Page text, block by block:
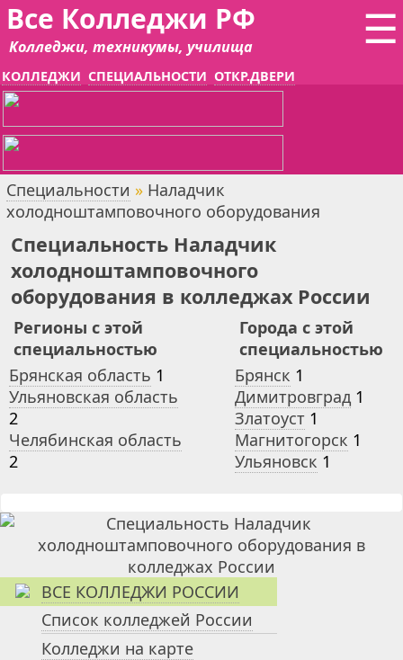
☰
Все Колледжи РФ
Колледжи, техникумы, училища
КОЛЛЕДЖИ СПЕЦИАЛЬНОСТИ ОТКР.ДВЕРИ
Специальности » Наладчик
холодноштамповочного оборудования
Специальность Наладчик
холодноштамповочного
оборудования в колледжах России
Регионы с этой
специальностью
Брянская область 1
Ульяновская область
2
Челябинская область
2
Города с этой
специальностью
Брянск 1
Димитровград 1
Златоуст 1
Магнитогорск 1
Ульяновск 1
ВСЕ КОЛЛЕДЖИ РОССИИ
Список колледжей России
Колледжи на карте